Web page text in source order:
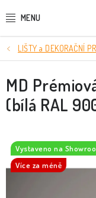
na
DVEŘE
SMRKOVÉ DVEŘE
PODLAHY
LIŠTY A DEKORAČNÍ
NÁSTĚNNÉ PANELY
LIŠTY a DEKORAČNÍ
MD
(bílá RAL
Vystaveno na
Více za méně